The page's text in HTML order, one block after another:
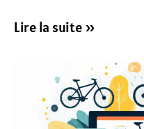
Lire la suite »